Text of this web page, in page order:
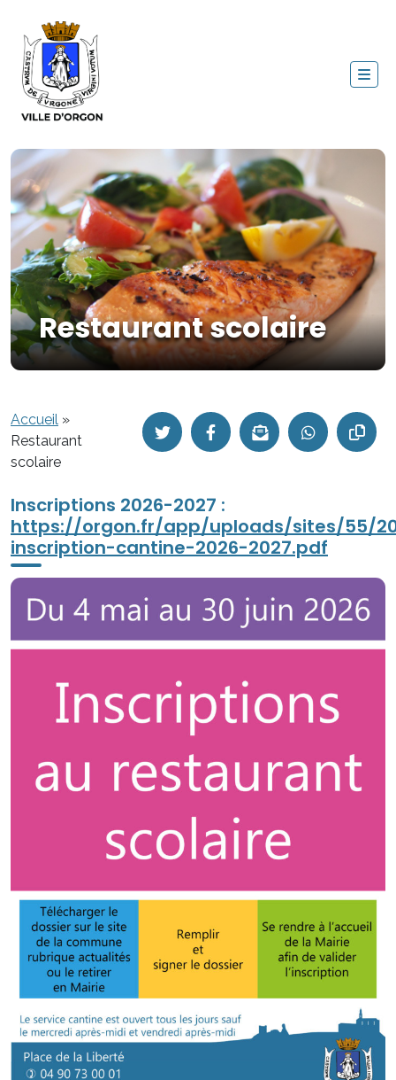
Restaurant scolaire
Accueil »
Restaurant
scolaire
Inscriptions 2026-2027 :
https://orgon.fr/app/uploads/sites/55/
inscription-cantine-2026-2027.pdf